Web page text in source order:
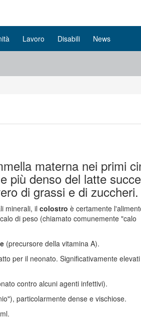
Lavoro Disabili News
materna nei primi
più denso del latte
di grassi e di zuccheri.
minerali, il colostro è certamente
di peso (chiamato comunemente "calo
(precursore della vitamina A).
per il neonato. Significativamente
contro alcuni agenti infettivi).
particolarmente dense e vischiose.